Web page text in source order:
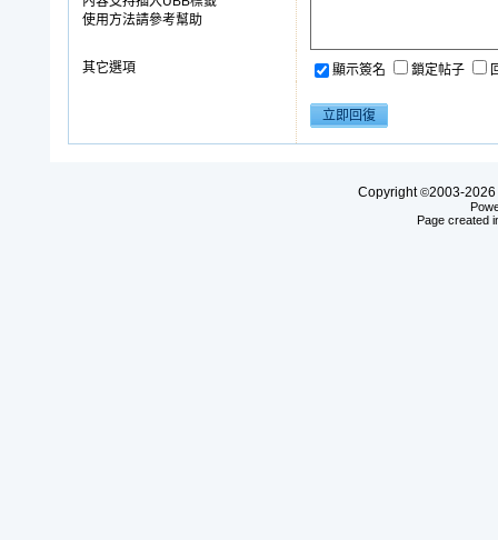
使用方法請參考幫助
其它選項 顯示簽名 鎖定帖子
Copyright©2003-2026
Page created